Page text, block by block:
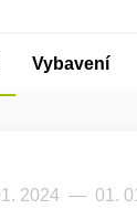
Vybavení